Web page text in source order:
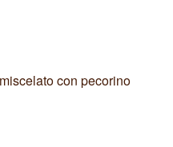
con pecorino